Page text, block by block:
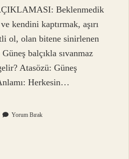
Beklenmedik
kendini kaptırmak, aşırı
ol, olan bitene sinirlenen
balçıkla sıvanmaz
Atasözü: Güneş
Herkesin…
Yorum Bırak